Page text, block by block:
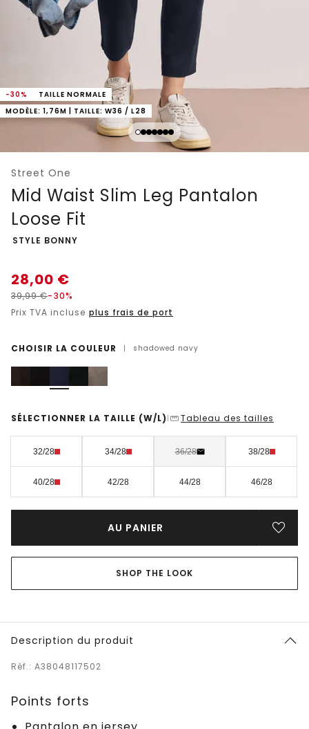
-30%
TAILLE NORMALE
MODÈLE: 1,76M | TAILLE: W36 / L28
Street One
Mid Waist Slim Leg Pantalon
Loose Fit
-
STYLE BONNY
28,00 €
39,99€-30%
Prix TVA incluse plus frais de port
CHOISIR LA COULEUR | shadowed navy
SÉLECTIONNER LA TAILLE (W/L) | Tableau des tailles
32/28 34/28 36/28 38/28
40/28 42/28 44/28 46/28
AU PANIER
SHOP THE LOOK
Description du produit
Réf.: A38048117502
Points forts